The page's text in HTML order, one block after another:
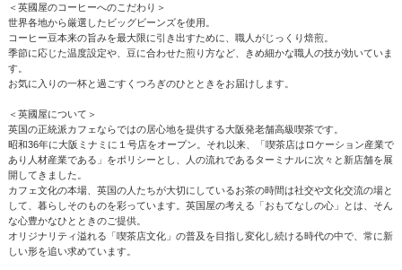
＜英國屋のコーヒーへのこだわり＞
世界各地から厳選したビッグビーンズを使用。
コーヒー豆本来の旨みを最大限に引き出すために、職人がじっくり焙煎。
季節に応じた温度設定や、豆に合わせた煎り方など、きめ細かな職人の技が効いていま
す。
お気に入りの一杯と過ごすくつろぎのひとときをお届けします。
＜英國屋について＞
英国の正統派カフェならではの居心地を提供する大阪発老舗高級喫茶です。
昭和36年に大阪ミナミに１号店をオープン。それ以来、「喫茶店はロケーション産業で
あり人材産業である」をポリシーとし、人の流れであるターミナルに次々と新店舗を展
開してきました。
カフェ文化の本場、英国の人たちが大切にしているお茶の時間は社交や文化交流の場と
して、暮らしそのものを彩っています。英国屋の考える「おもてなしの心」とは、そん
な心豊かなひとときのご提供。
オリジナリティ溢れる「喫茶店文化」の普及を目指し変化し続ける時代の中で、常に新
しい形を追い求めています。